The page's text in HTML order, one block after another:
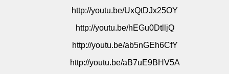
http://youtu.be/UxQtDJx25OY
http://youtu.be/hEGu0DtlljQ
http://youtu.be/ab5nGEh6CfY
http://youtu.be/aB7uE9BHV5A